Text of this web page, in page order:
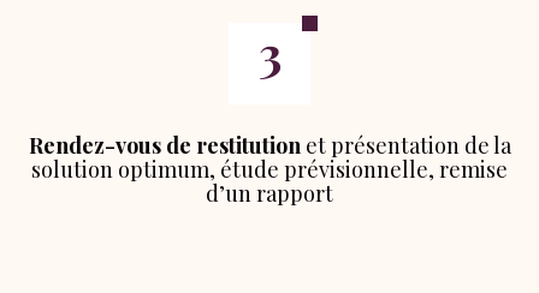
Rendez-vous de restitution et présentation de la
solution optimum, étude prévisionnelle, remise
d’un rapport